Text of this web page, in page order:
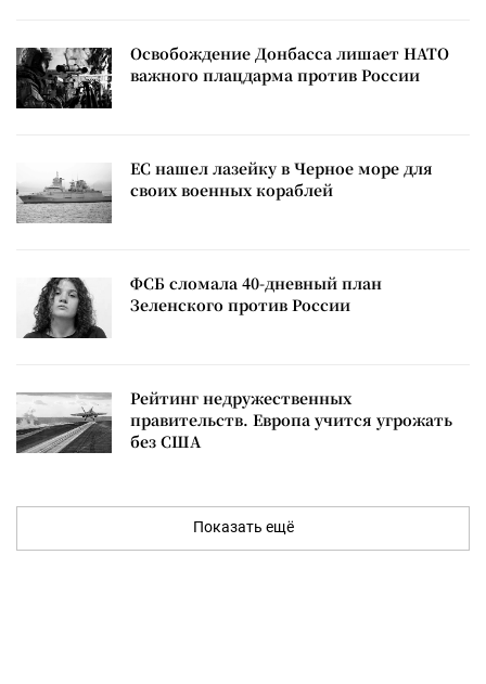
Освобождение Донбасса лишает НАТО
важного плацдарма против России
ЕС нашел лазейку в Черное море для
своих военных кораблей
ФСБ сломала 40-дневный план
Зеленского против России
Рейтинг недружественных
правительств. Европа учится угрожать
без США
Показать ещё